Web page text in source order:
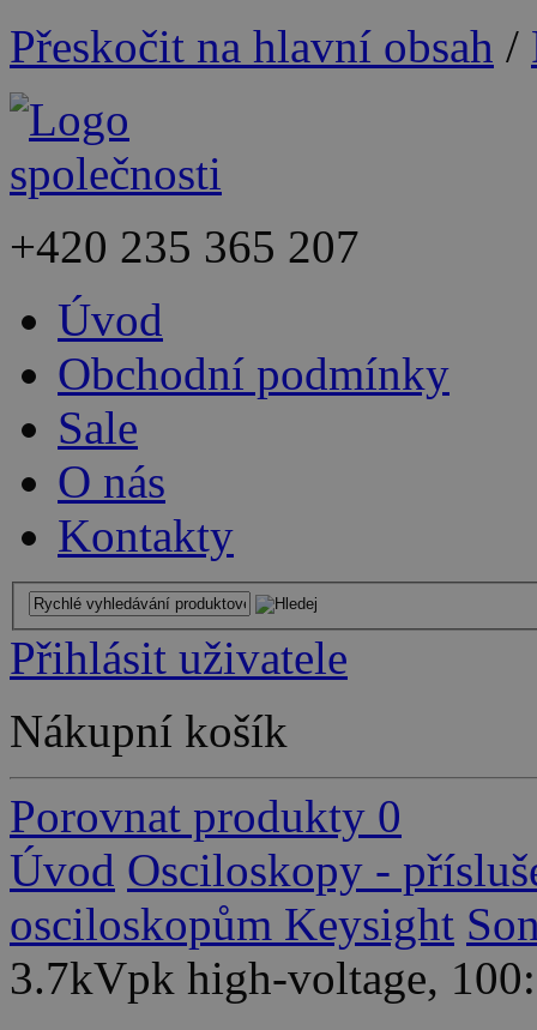
Přeskočit na hlavní obsah /
+420 235 365 207
Úvod
Obchodní podmínky
Sale
O nás
Kontakty
Přihlásit uživatele
Nákupní košík
Porovnat produkty 0
Úvod Osciloskopy -
osciloskopům Keysight
3.7kVpk high-voltage,